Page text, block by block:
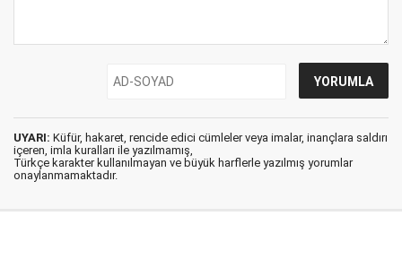
UYARI: Küfür, hakaret, rencide edici cümleler veya imalar, inançlara saldırı
içeren, imla kuralları ile yazılmamış,
Türkçe karakter kullanılmayan ve büyük harflerle yazılmış yorumlar
onaylanmamaktadır.